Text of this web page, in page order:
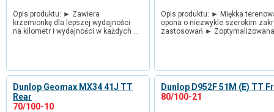
Opis produktu: ► Zawiera
krzemionkę dla lepszej wydajności
na kilometr i wydajności w każdych …
Opis produktu: ► Miękka
opona o niezwykle szerokim
zastosowań ►
Dunlop Geomax MX34 41J TT
Rear
70/100-10
Dunlop D952F 51M (E) TT
80/100-21